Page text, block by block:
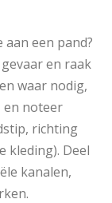
een pand?
en raak
waar nodig,
en noteer
richting
kleding). Deel
kanalen,